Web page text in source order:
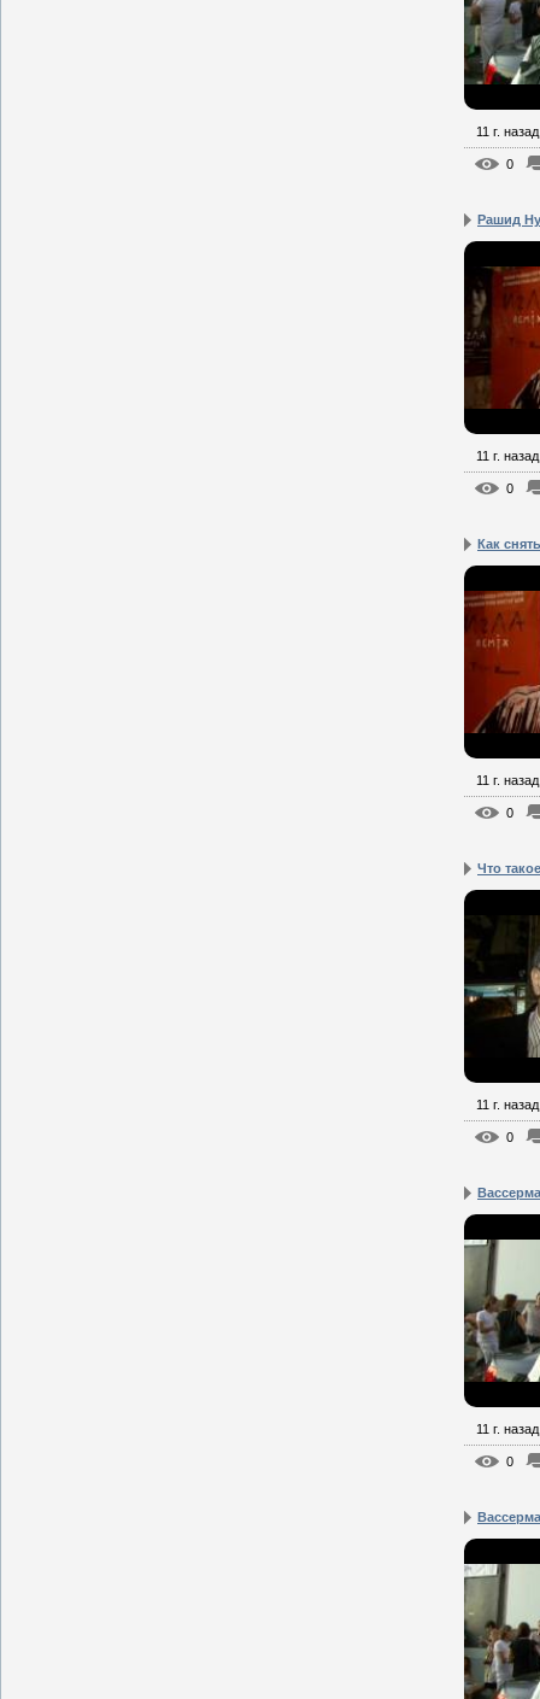
11 г. назад
0
Рашид
11 г. назад
0
Как
11 г. назад
0
Что
11 г. назад
0
11 г. назад
0